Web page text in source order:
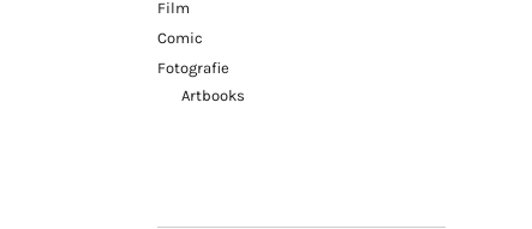
Film
Comic
Fotografie
Artbooks